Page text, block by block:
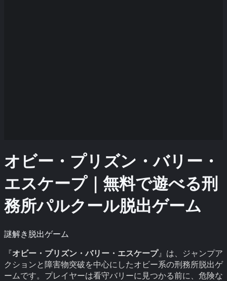
オビー・プリズン・バリー・
エスケープ｜無料で遊べる刑
務所パルクール脱出ゲーム
謎解き脱出ゲーム
『オビー・プリズン・バリー・エスケープ』は、ジャンプア
クションと障害物突破を中心にしたオビー系の刑務所脱出ゲ
ームです。プレイヤーは看守バリーに見つかる前に、危険な